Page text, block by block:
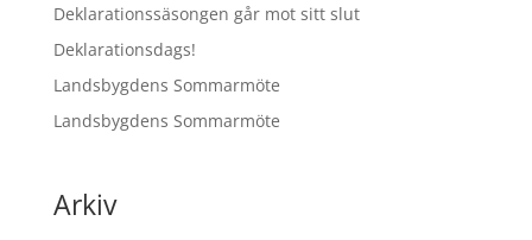
Deklarationssäsongen går mot sitt slut
Deklarationsdags!
Landsbygdens Sommarmöte
Landsbygdens Sommarmöte
Arkiv